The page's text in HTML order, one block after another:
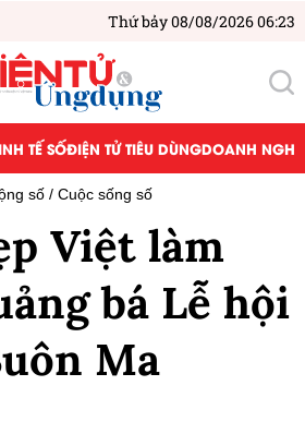
Thứ bảy 08/08/2026 06:23
TẾ SỐĐIỆN TỬ TIÊU DÙNGDOANH
số Cuộc sống số
Việt làm
bá Lễ hội
Ma